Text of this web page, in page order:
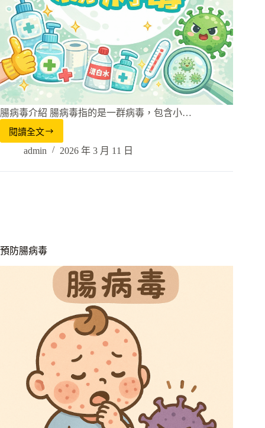
腸病毒介紹 腸病毒指的是一群病毒，包含小…
閱讀全文
admin 2026 年 3 月 11 日
預防腸病毒